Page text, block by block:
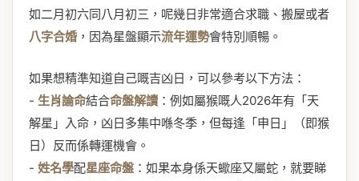
如二月初六同八月初三，呢幾日非常適合求職、搬屋或者
八字合婚，因為星盤顯示流年運勢會特別順暢。
如果想精準知道自己嘅吉凶日，可以參考以下方法：
- 生肖論命結合命盤解讀 ：例如屬猴嘅人2026年有「天
解星」入命，凶日多集中喺冬季，但每逢「申日」（即猴
日）反而係轉運機會。
- 姓名學配星座命盤 ：如果本身係天蠍座又屬蛇，就要睇